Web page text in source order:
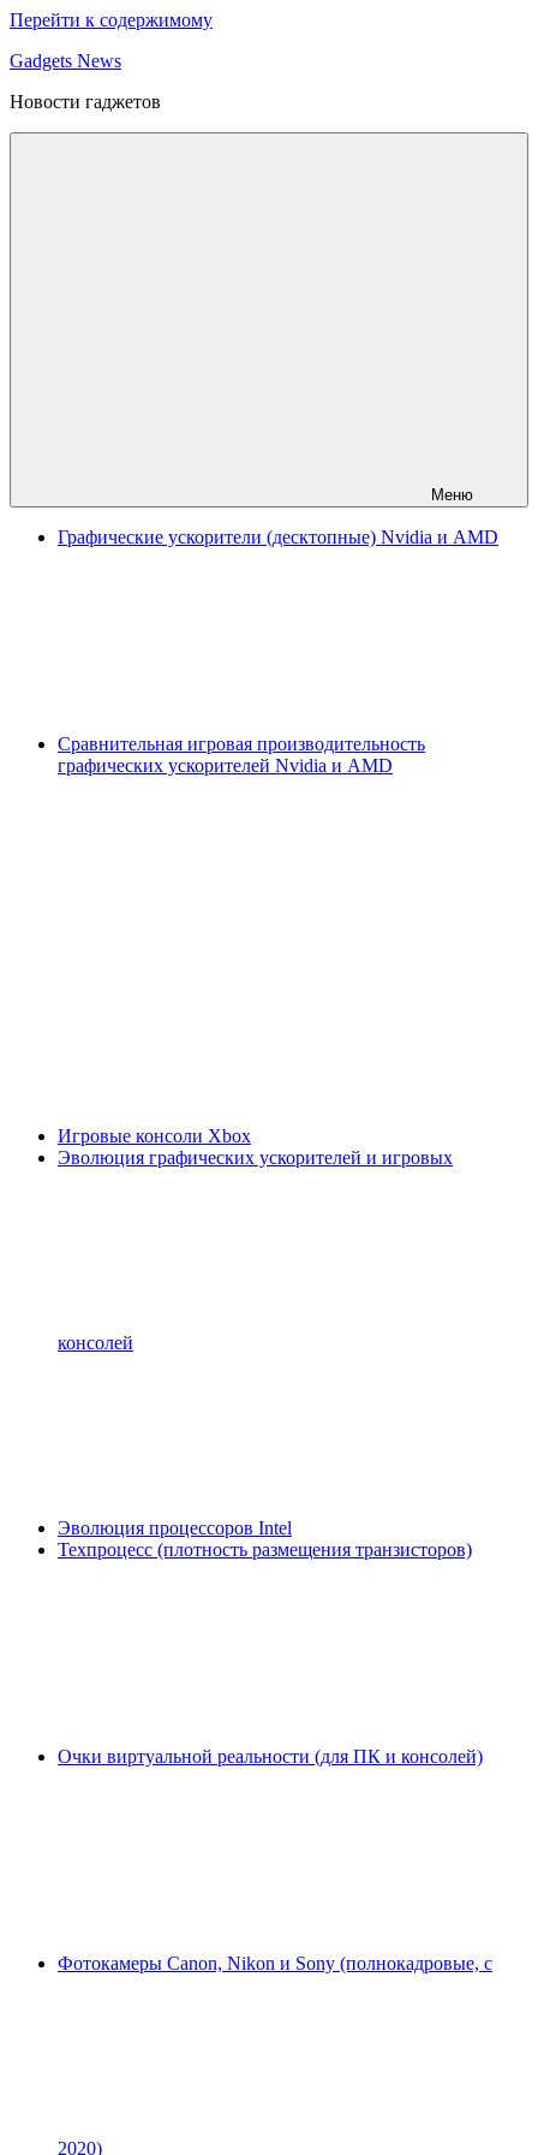
Перейти к содержимому
Gadgets News
Новости гаджетов
Меню
Графические ускорители (десктопные) Nvidia и AMD
Сравнительная игровая производительность
графических ускорителей Nvidia и AMD
Игровые консоли Xbox
Эволюция графических ускорителей и игровых
консолей
Эволюция процессоров Intel
Техпроцесс (плотность размещения транзисторов)
Очки виртуальной реальности (для ПК и консолей)
Фотокамеры Canon, Nikon и Sony (полнокадровые, с
2020)